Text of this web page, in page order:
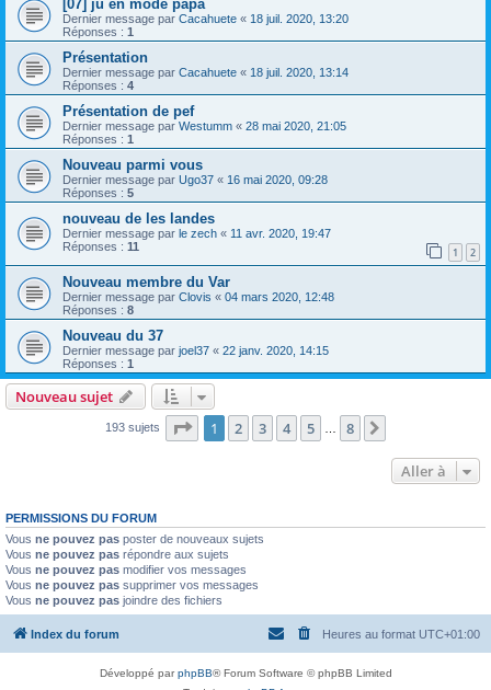
[07] ju en mode papa
Dernier message par Cacahuete « 18 juil. 2020, 13:20
Réponses : 1
Présentation
Dernier message par Cacahuete « 18 juil. 2020, 13:14
Réponses : 4
Présentation de pef
Dernier message par Westumm « 28 mai 2020, 21:05
Réponses : 1
Nouveau parmi vous
Dernier message par Ugo37 « 16 mai 2020, 09:28
Réponses : 5
nouveau de les landes
Dernier message par le zech « 11 avr. 2020, 19:47
Réponses : 11 1 2
Nouveau membre du Var
Dernier message par Clovis « 04 mars 2020, 12:48
Réponses : 8
Nouveau du 37
Dernier message par joel37 « 22 janv. 2020, 14:15
Réponses : 1
Nouveau sujet
193 sujets Page 1sur8
1 2 3 4 5 8
Aller à
PERMISSIONS DU FORUM
Vous ne pouvez pas poster de nouveaux sujets
Vous ne pouvez pas répondre aux sujets
Vous ne pouvez pas modifier vos messages
Vous ne pouvez pas supprimer vos messages
Vous ne pouvez pas joindre des fichiers
Index du forum Heures au format UTC+01:00
Développé parphpBB® Forum Software © phpBB Limited